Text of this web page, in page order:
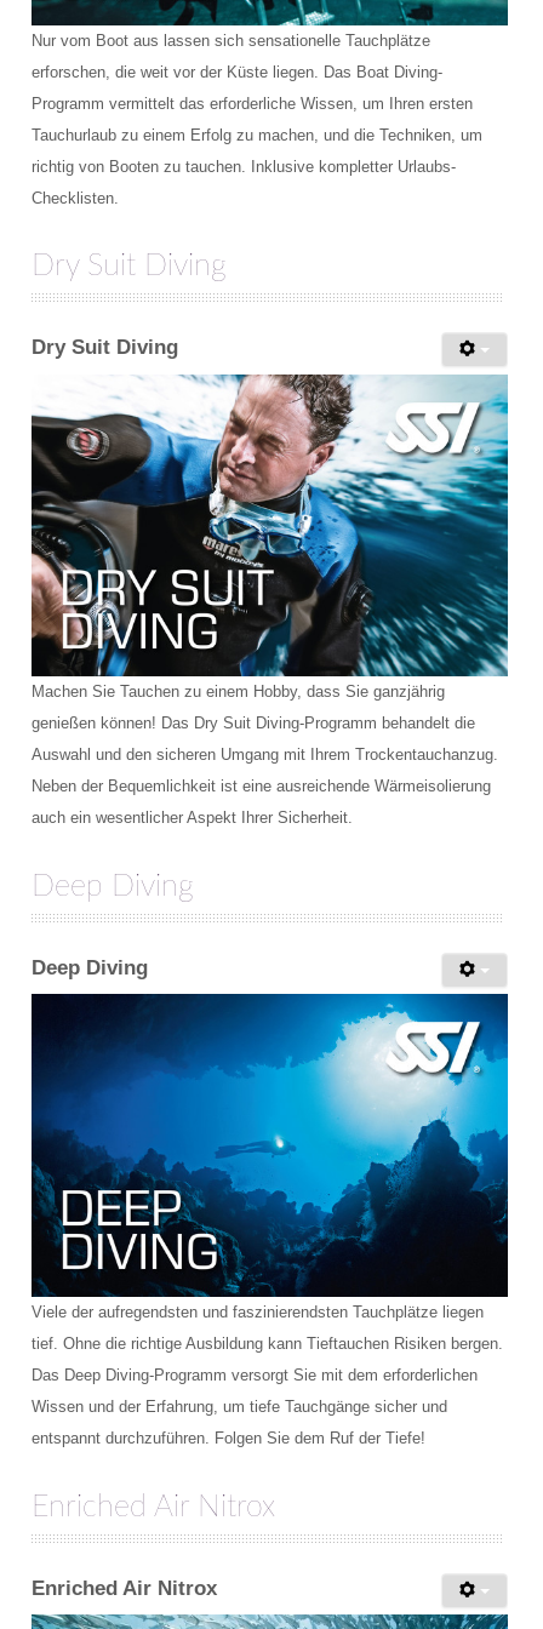
Lage und Anfahrt
FAQ
Schnuppertauchen
Nur vom Boot aus lassen sich sensationelle Tauchplätze
erforschen, die weit vor der Küste liegen. Das Boat Diving-
Programm vermittelt das erforderliche Wissen, um Ihren ersten
Tauchurlaub zu einem Erfolg zu machen, und die Techniken, um
richtig von Booten zu tauchen. Inklusive kompletter Urlaubs-
Checklisten.
Dry Suit Diving
Dry Suit Diving
Machen Sie Tauchen zu einem Hobby, dass Sie ganzjährig
genießen können! Das Dry Suit Diving-Programm behandelt die
Auswahl und den sicheren Umgang mit Ihrem Trockentauchanzug.
Neben der Bequemlichkeit ist eine ausreichende Wärmeisolierung
auch ein wesentlicher Aspekt Ihrer Sicherheit.
Deep Diving
Deep Diving
Viele der aufregendsten und faszinierendsten Tauchplätze liegen
tief. Ohne die richtige Ausbildung kann Tieftauchen Risiken bergen.
Das Deep Diving-Programm versorgt Sie mit dem erforderlichen
Wissen und der Erfahrung, um tiefe Tauchgänge sicher und
entspannt durchzuführen. Folgen Sie dem Ruf der Tiefe!
Enriched Air Nitrox
Enriched Air Nitrox